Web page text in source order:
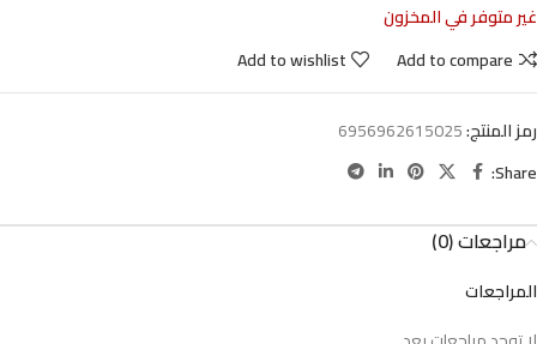
غير متوفر في المخزون
Add to compare
Add to wishlist
رمز المنتج:6956962615025
Share:
مراجعات (0)
المراجعات